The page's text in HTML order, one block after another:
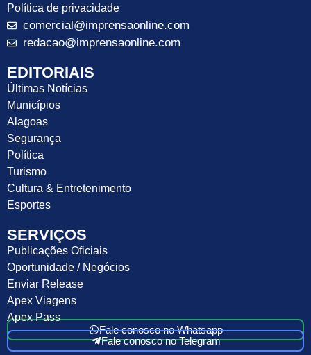
Política de privacidade
comercial@imprensaonline.com
redacao@imprensaonline.com
EDITORIAIS
Últimas Notícias
Municípios
Alagoas
Segurança
Política
Turismo
Cultura & Entretenimento
Esportes
SERVIÇOS
Publicações Oficiais
Oportunidade / Negócios
Enviar Release
Apex Viagens
Apex Pass
Fale conosco no Whatsapp
Fale conosco no Telegram